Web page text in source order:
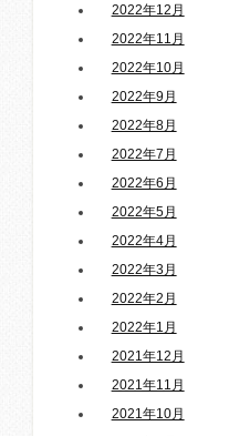
2022年12月
2022年11月
2022年10月
2022年9月
2022年8月
2022年7月
2022年6月
2022年5月
2022年4月
2022年3月
2022年2月
2022年1月
2021年12月
2021年11月
2021年10月